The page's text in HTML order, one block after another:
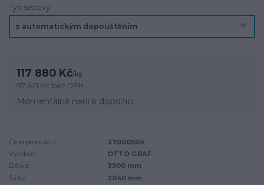
Typ sestavy
117 880 Kč/ks
97 421 Kč bez DPH
Momentálně není k dispozici
Číslo produktu:
370005RA
Výrobce:
OTTO GRAF
Délka:
3500 mm
Šířka:
2040 mm